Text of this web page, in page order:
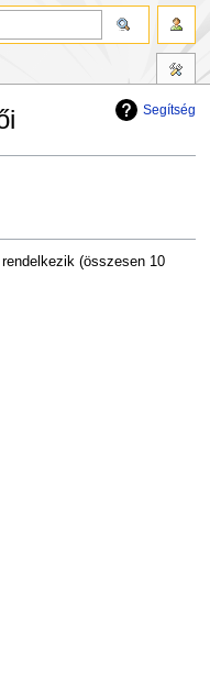
Segítség
(összesen 10